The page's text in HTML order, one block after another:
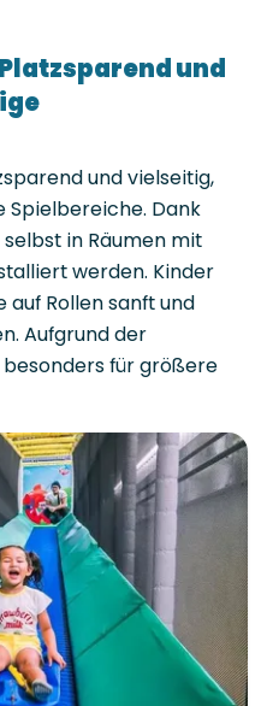
und
und vielseitig,
Spielbereiche. Dank
in Räumen mit
werden. Kinder
auf Rollen sanft und
Aufgrund der
für größere